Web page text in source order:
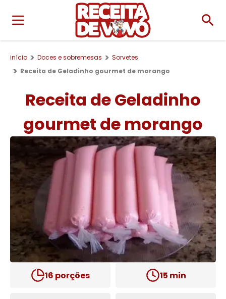
início Doces e sobremesas
Sorvetes
Receita de Geladinho gourmet de morango
Receita de Geladinho
gourmet de morango
16 porções 15 min